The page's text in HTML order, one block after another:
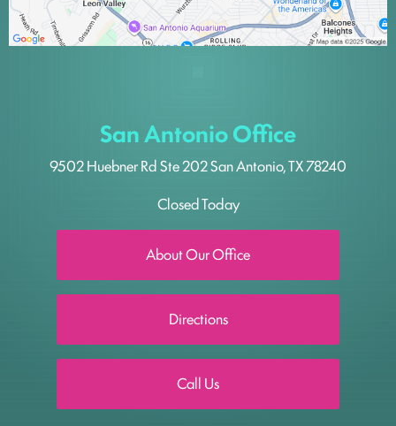
San Antonio Office
9502 Huebner RdSte 202San Antonio, TX 78240
Closed Today
About Our Office
Directions
Call Us